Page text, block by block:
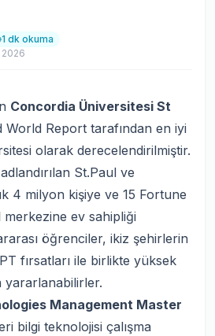
1 dk okuma
2026
Concordia Üniversitesi St
World Report tarafından en iyi
olarak derecelendirilmiştir.
St.Paul ve
4 milyon kişiye ve 15 Fortune
ev sahipliği
öğrenciler, ikiz şehirlerin
fırsatları ile birlikte yüksek
yararlanabilirler.
Management Master
bilgi teknolojisi çalışma